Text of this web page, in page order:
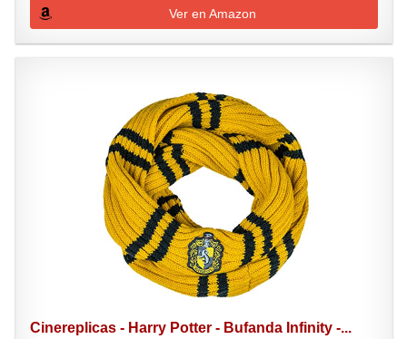
Ver en Amazon
Cinereplicas - Harry Potter - Bufanda Infinity -...